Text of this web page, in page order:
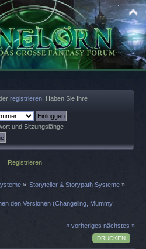
registrieren . Haben Sie Ihre
und Sitzungslänge
Registrieren
» Storyteller & Storypath Systeme »
den Versionen (Changeling, Mummy,
« vorheriges nächstes »
DRUCKEN